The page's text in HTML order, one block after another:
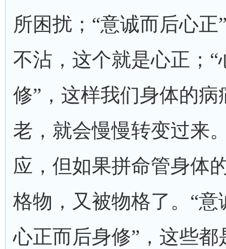
所困扰；“意诚而后心正
不沾，这个就是心正；“
修”，这样我们身体的
老，就会慢慢转变过来
应，但如果拼命管身体
格物，又被物格了。“
心正而后身修”，这些